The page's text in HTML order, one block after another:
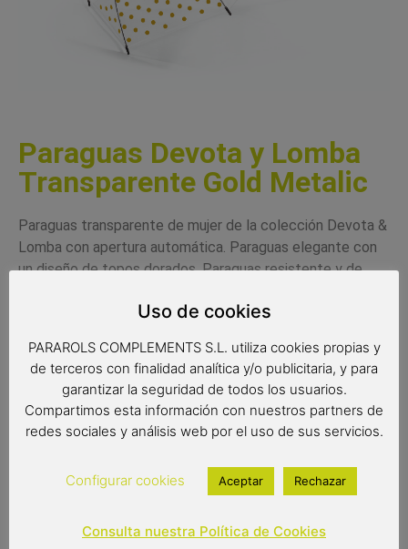
Paraguas Devota y Lomba
Transparente Gold Metalic
Paraguas transparente de mujer de la colección Devota &
Lomba con apertura automática. Paraguas elegante con
un diseño de topos dorados. Paraguas resistente y de
Complemento de moda
Paraguas transparente
Color del producto: transparente y dorado
Paraguas de 8 varillas de 61 cm
Medidas: 86 cm de largo
Tipo de apertura: automática
26,95€
Uso de cookies
PARAROLS COMPLEMENTS S.L. utiliza cookies propias y
de terceros con finalidad analítica y/o publicitaria, y para
garantizar la seguridad de todos los usuarios.
Compartimos esta información con nuestros partners de
redes sociales y análisis web por el uso de sus servicios.
Configurar cookies Aceptar Rechazar
Consulta nuestra Política de Cookies